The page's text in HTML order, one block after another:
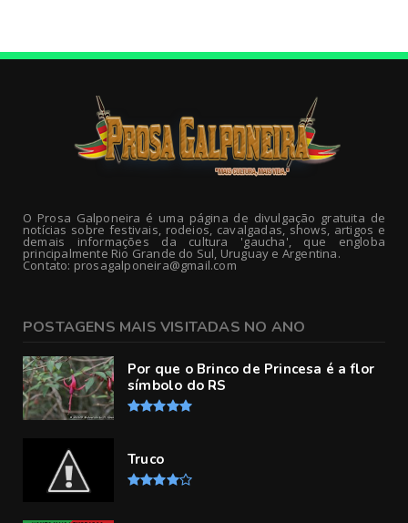
O Prosa Galponeira é uma página de divulgação gratuita de
notícias sobre festivais, rodeios, cavalgadas, shows, artigos e
demais informações da cultura 'gaucha', que engloba
principalmente Rio Grande do Sul, Uruguay e Argentina.
Contato: prosagalponeira@gmail.com
POSTAGENS MAIS VISITADAS NO ANO
Por que o Brinco de Princesa é a flor
símbolo do RS
Truco